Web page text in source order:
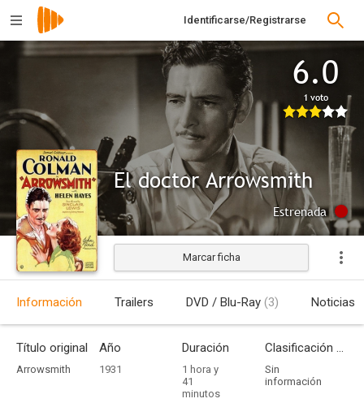
Identificarse/Registrarse
6.0
1 voto
El doctor Arrowsmith
Estrenada
Marcar ficha
Información Trailers DVD / Blu-Ray (3) Noticias
Título original
Arrowsmith
Año
1931
Duración
1 hora y
41
minutos
Clasificación por edades
Sin
información